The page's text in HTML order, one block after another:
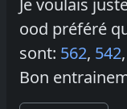
ood préféré
sont: 562, 542,
Bon